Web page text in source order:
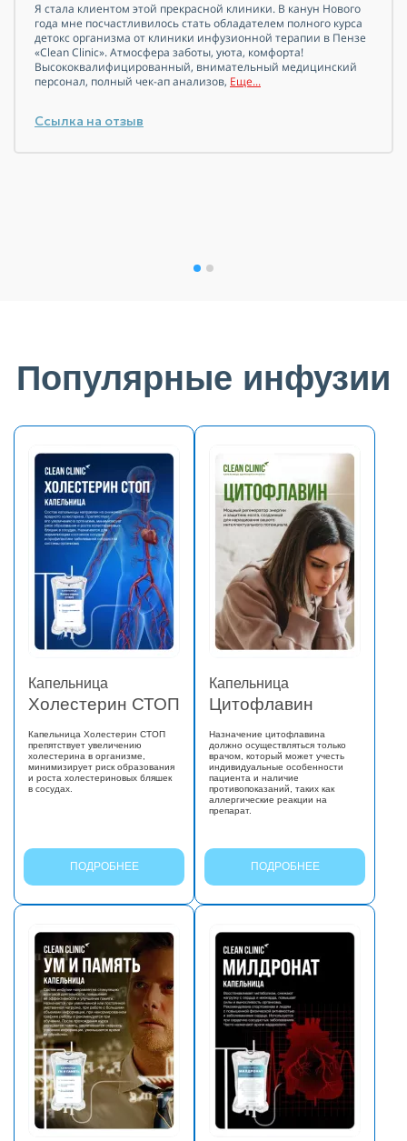
Я стала клиентом этой прекрасной клиники. В канун Нового
года мне посчастливилось стать обладателем полного курса
детокс организма от клиники инфузионной терапии в Пензе
«Clean Clinic». Атмосфера заботы, уюта, комфорта!
Высококвалифицированный, внимательный медицинский
персонал, полный чек-апанализов, Еще...
Ссылка на отзыв
Популярные инфузии
Капельница
Холестерин СТОП
Капельница Холестерин СТОП
препятствует увеличению
холестерина в организме,
минимизирует риск образования
и роста холестериновых бляшек
в сосудах.
ПОДРОБНЕЕ
Капельница
Цитофлавин
Назначение цитофлавина
должно осуществляться только
врачом, который может учесть
индивидуальные особенности
пациента и наличие
противопоказаний, таких как
аллергические реакции на
препарат.
ПОДРОБНЕЕ